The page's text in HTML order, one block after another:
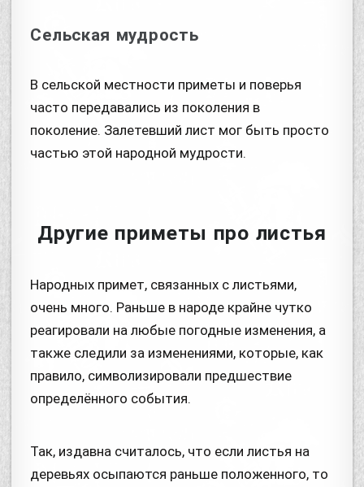
Сельская мудрость
В сельской местности приметы и поверья
часто передавались из поколения в
поколение. Залетевший лист мог быть просто
частью этой народной мудрости.
Другие приметы про листья
Народных примет, связанных с листьями,
очень много. Раньше в народе крайне чутко
реагировали на любые погодные изменения, а
также следили за изменениями, которые, как
правило, символизировали предшествие
определённого события.
Так, издавна считалось, что если листья на
деревьях осыпаются раньше положенного, то